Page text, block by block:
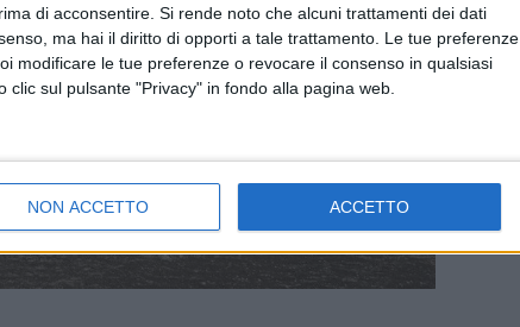
di acconsentire. Si rende noto che alcuni trattamenti dei dati
ma hai il diritto di opporti a tale trattamento. Le tue preferenze
modificare le tue preferenze o revocare il consenso in qualsiasi
sul pulsante "Privacy" in fondo alla pagina web.
NON ACCETTO ACCETTO